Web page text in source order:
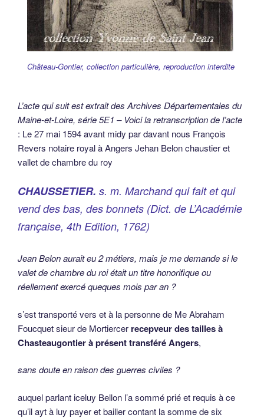
Château-Gontier, collection particulière, reproduction interdite
L’acte qui suit est extrait des Archives Départementales du
Maine-et-Loire, série 5E1 – Voici la retranscription de l’acte
: Le 27 mai 1594 avant midy par davant nous François
Revers notaire royal à Angers Jehan Belon chaustier et
vallet de chambre du roy
CHAUSSETIER. s. m. Marchand qui fait et qui
vend des bas, des bonnets (Dict. de L’Académie
française, 4th Edition, 1762)
Jean Belon aurait eu 2 métiers, mais je me demande si le
valet de chambre du roi était un titre honorifique ou
réellement exercé queques mois par an ?
s’est transporté vers et à la personne de Me Abraham
Foucquet sieur de Mortiercer recepveur des tailles à
Chasteaugontier à présent transféré Angers,
sans doute en raison des guerres civiles ?
auquel parlant iceluy Bellon l’a sommé prié et requis à ce
qu’il ayt à luy payer et bailler contant la somme de six